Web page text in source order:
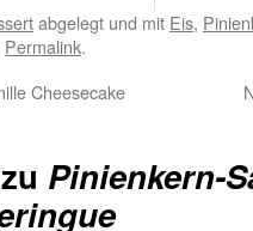
abgelegt und mit Eis,
Permalink.
Cheesecake
Pinienkern-